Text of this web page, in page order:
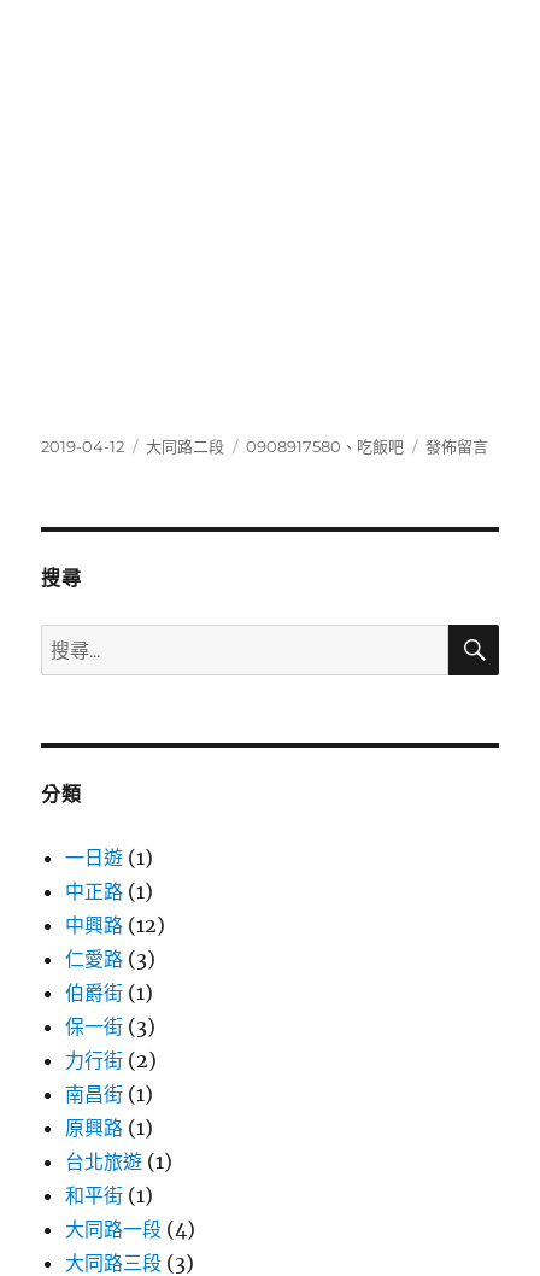
發
2019-04-12
分
大同路二段
標
0908917580 、 吃飯吧
在
發佈留言
搜尋
搜
尋
鍵
搜
分類
一日遊 (1)
中正路 (1)
中興路 (12)
仁愛路 (3)
伯爵街 (1)
保一街 (3)
力行街 (2)
南昌街 (1)
原興路 (1)
台北旅遊 (1)
和平街 (1)
大同路一段 (4)
大同路三段 (3)